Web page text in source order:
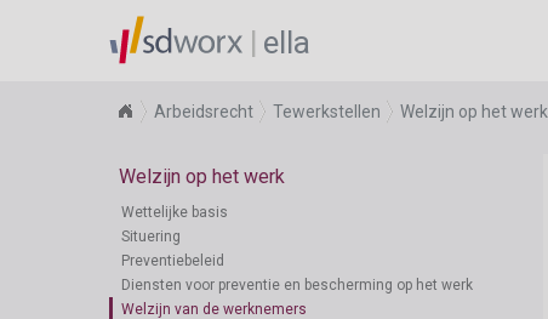
ella
Arbeidsrecht Tewerkstellen Welzijn op het werk
Welzijn op het werk
Wettelijke basis
Situering
Preventiebeleid
Diensten voor preventie en bescherming op het werk
Welzijn van de werknemers